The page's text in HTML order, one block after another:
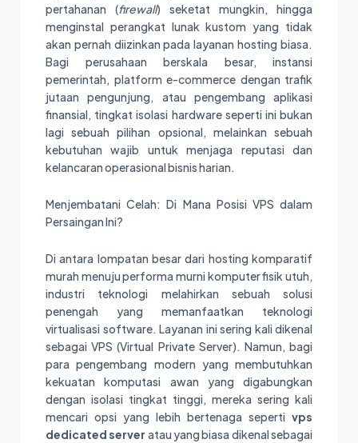
pertahanan (firewall) seketat mungkin, hingga
menginstal perangkat lunak kustom yang tidak
akan pernah diizinkan pada layanan hosting biasa.
Bagi perusahaan berskala besar, instansi
pemerintah, platform e-commerce dengan trafik
jutaan pengunjung, atau pengembang aplikasi
finansial, tingkat isolasi hardware seperti ini bukan
lagi sebuah pilihan opsional, melainkan sebuah
kebutuhan wajib untuk menjaga reputasi dan
kelancaran operasional bisnis harian.
Menjembatani Celah: Di Mana Posisi VPS dalam
Persaingan Ini?
Di antara lompatan besar dari hosting komparatif
murah menuju performa murni komputer fisik utuh,
industri teknologi melahirkan sebuah solusi
penengah yang memanfaatkan teknologi
virtualisasi software. Layanan ini sering kali dikenal
sebagai VPS (Virtual Private Server). Namun, bagi
para pengembang modern yang membutuhkan
kekuatan komputasi awan yang digabungkan
dengan isolasi tingkat tinggi, mereka sering kali
mencari opsi yang lebih bertenaga seperti vps
dedicated server atau yang biasa dikenal sebagai